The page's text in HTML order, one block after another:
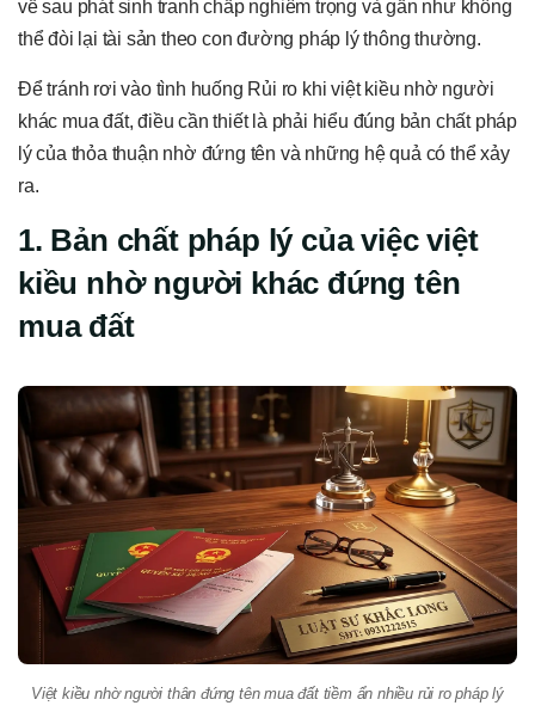
về sau phát sinh tranh chấp nghiêm trọng và gần như không
thể đòi lại tài sản theo con đường pháp lý thông thường.
Để tránh rơi vào tình huống Rủi ro khi việt kiều nhờ người
khác mua đất, điều cần thiết là phải hiểu đúng bản chất pháp
lý của thỏa thuận nhờ đứng tên và những hệ quả có thể xảy
ra.
1. Bản chất pháp lý của việc việt
kiều nhờ người khác đứng tên
mua đất
Việt kiều nhờ người thân đứng tên mua đất tiềm ẩn nhiều rủi ro pháp lý